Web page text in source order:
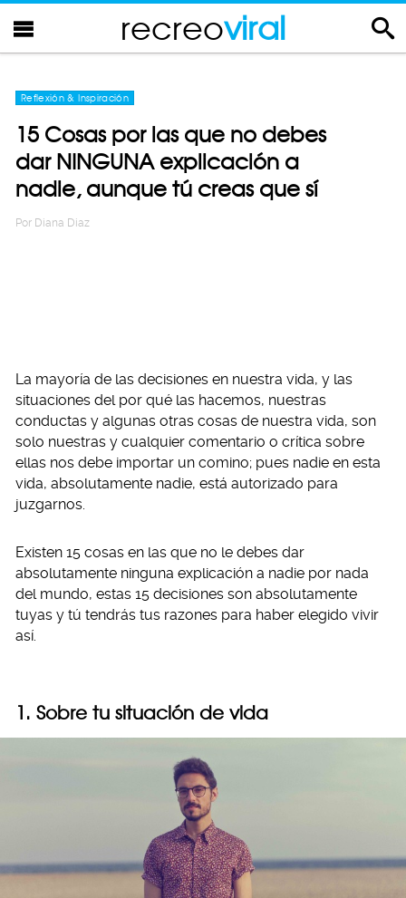
recreoviral
Reflexión & Inspiración
15 Cosas por las que no debes
dar NINGUNA explicación a
nadie, aunque tú creas que sí
Por Diana Diaz
La mayoría de las decisiones en nuestra vida, y las
situaciones del por qué las hacemos, nuestras
conductas y algunas otras cosas de nuestra vida, son
solo nuestras y cualquier comentario o crítica sobre
ellas nos debe importar un comino; pues nadie en esta
vida, absolutamente nadie, está autorizado para
juzgarnos.
Existen 15 cosas en las que no le debes dar
absolutamente ninguna explicación a nadie por nada
del mundo, estas 15 decisiones son absolutamente
tuyas y tú tendrás tus razones para haber elegido vivir
así.
1. Sobre tu situación de vida